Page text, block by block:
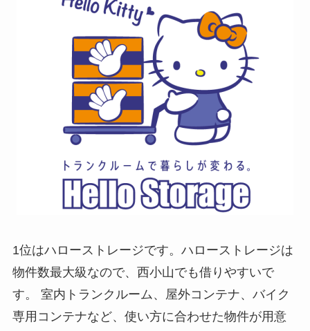
1位はハローストレージです。ハローストレージは
物件数最大級なので、西小山でも借りやすいで
す。 室内トランクルーム、屋外コンテナ、バイク
専用コンテナなど、使い方に合わせた物件が用意